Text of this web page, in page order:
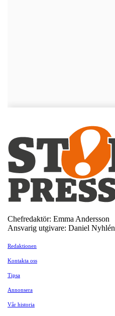
Chefredaktör: Emma Andersson
Ansvarig utgivare: Daniel Nyhlén
Redaktionen
Kontakta oss
Tipsa
Annonsera
Vår historia